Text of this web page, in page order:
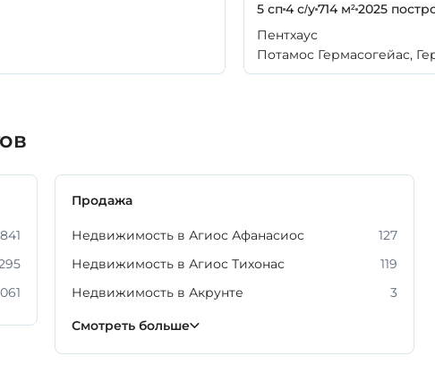
5 сп4 с/у714 м²2025
Пентхаус
Потамос Гермасогейас,
841
Продажа
Недвижимость в Агиос Афанасиос
127
Недвижимость в Агиос Тихонас
119
Недвижимость в Акрунте
3
Недвижимость в Гермасойе
Недвижимость в Меса Гейтония
Недвижимость в Монагрулли
Недвижимость в Мони
Недвижимость в Мониатисе
Недвижимость в Фасуле
Недвижимость в Эрими
Смотреть больше